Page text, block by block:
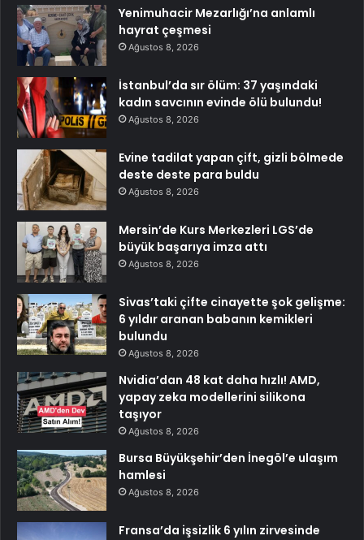
Yenimuhacir Mezarlığı’na anlamlı
hayrat çeşmesi
Ağustos 8, 2026
İstanbul’da sır ölüm: 37 yaşındaki
kadın savcının evinde ölü bulundu!
Ağustos 8, 2026
Evine tadilat yapan çift, gizli bölmede
deste deste para buldu
Ağustos 8, 2026
Mersin’de Kurs Merkezleri LGS’de
büyük başarıya imza attı
Ağustos 8, 2026
Sivas’taki çifte cinayette şok gelişme:
6 yıldır aranan babanın kemikleri
bulundu
Ağustos 8, 2026
Nvidia’dan 48 kat daha hızlı! AMD,
yapay zeka modellerini silikona
taşıyor
Ağustos 8, 2026
Bursa Büyükşehir’den İnegöl’e ulaşım
hamlesi
Ağustos 8, 2026
Fransa’da işsizlik 6 yılın zirvesinde